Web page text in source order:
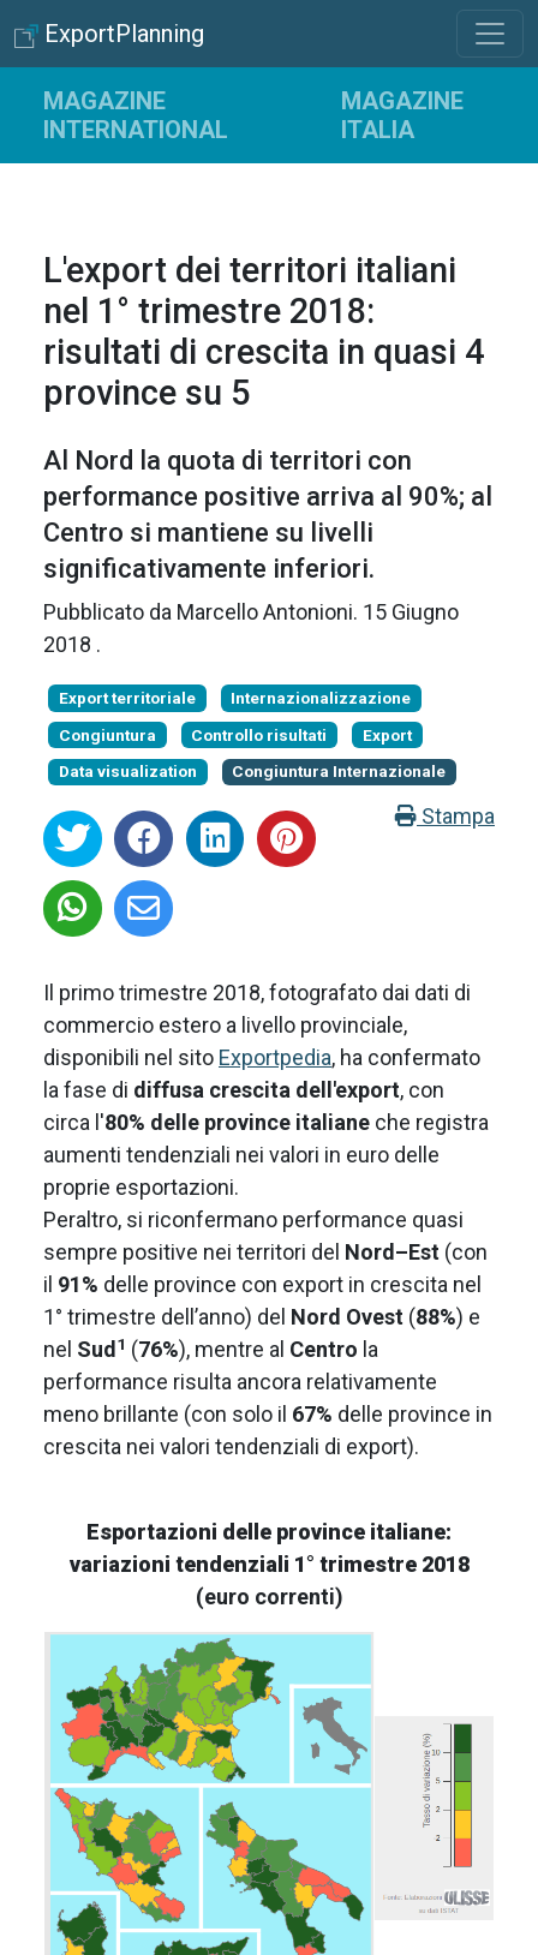
ExportPlanning
MAGAZINE
INTERNATIONAL
MAGAZINE
ITALIA
L'export dei territori italiani
nel 1° trimestre 2018:
risultati di crescita in quasi 4
province su 5
Al Nord la quota di territori con
performance positive arriva al 90%; al
Centro si mantiene su livelli
significativamente inferiori.
Pubblicato da Marcello Antonioni. 15 Giugno
2018 .
Export territoriale
Internazionalizzazione
Congiuntura
Controllo risultati
Export
Data visualization
Congiuntura Internazionale
Stampa
Il primo trimestre 2018, fotografato dai dati di
commercio estero a livello provinciale,
disponibili nel sito Exportpedia, ha confermato
la fase di diffusa crescita dell'export, con
circa l'80% delle province italiane che registra
aumenti tendenziali nei valori in euro delle
proprie esportazioni.
Peraltro, si riconfermano performance quasi
sempre positive nei territori del Nord–Est (con
il 91% delle province con export in crescita nel
1° trimestre dell’anno) del Nord Ovest (88%) e
nel Sud 1 (76%), mentre al Centro la
performance risulta ancora relativamente
meno brillante (con solo il 67% delle province in
crescita nei valori tendenziali di export).
Esportazioni delle province italiane:
variazioni tendenziali 1° trimestre 2018
(euro correnti)